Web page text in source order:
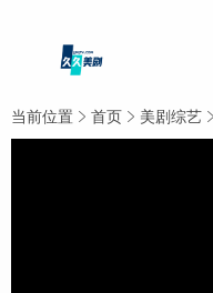
当前位置 首页 美剧综艺